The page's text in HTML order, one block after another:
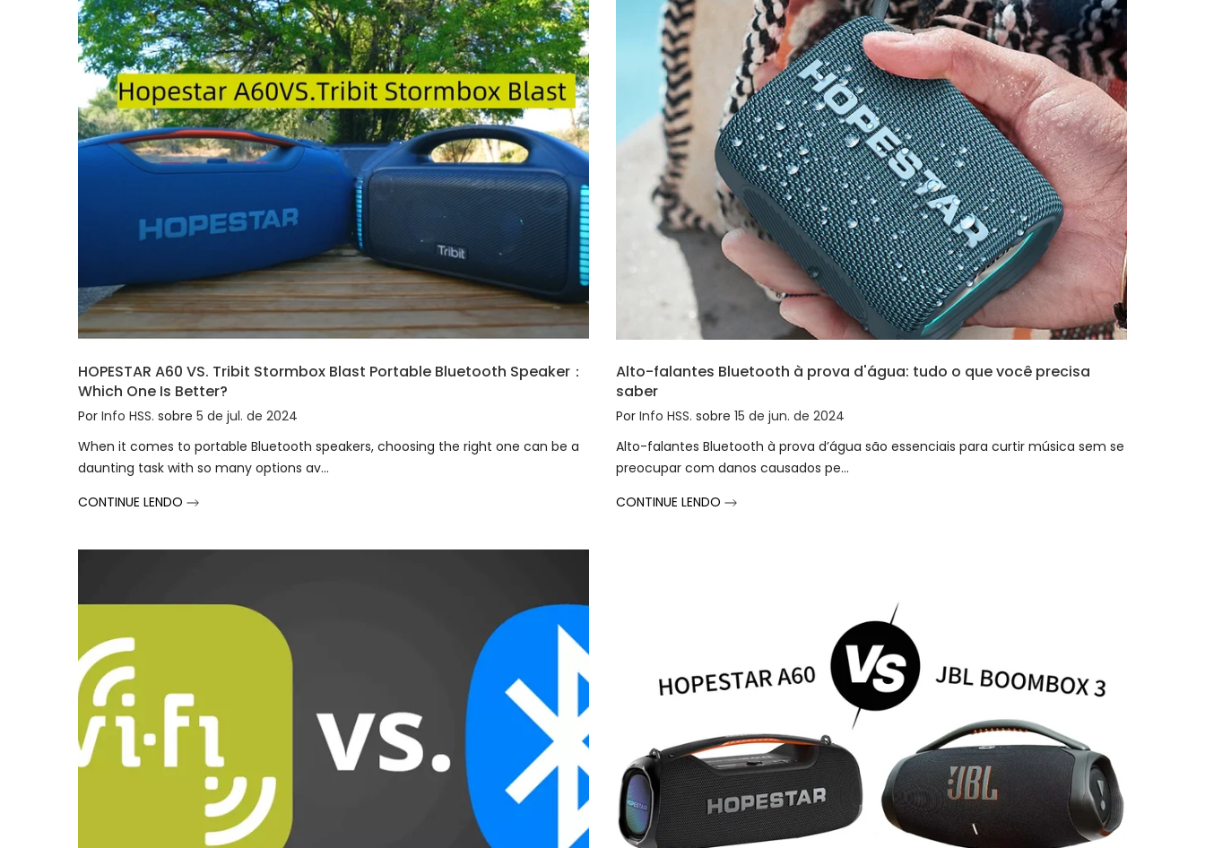
HOPESTAR A60 VS. Tribit Stormbox Blast Portable Bluetooth Speaker：
Which One Is Better?
Por Info HSS. sobre 5 de jul. de 2024
When it comes to portable Bluetooth speakers, choosing the right one can be a
daunting task with so many options av...
CONTINUE LENDO
Alto-falantes Bluetooth à prova d'água: tudo o que você precisa
saber
Por Info HSS. sobre 15 de jun. de 2024
Alto-falantes Bluetooth à prova d’água são essenciais para curtir música sem se
preocupar com danos causados ​​pe...
CONTINUE LENDO